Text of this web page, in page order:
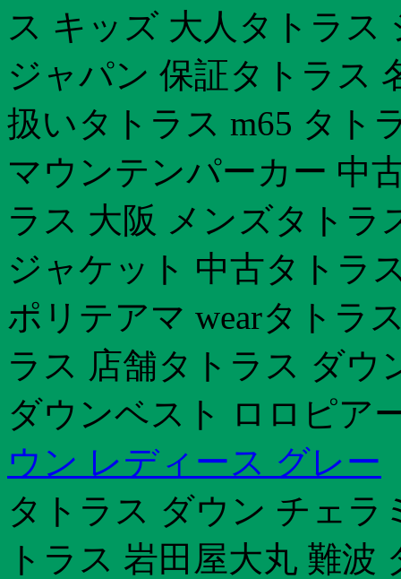
ス キッズ 大人タトラス
ジャパン 保証タトラス
扱いタトラス m65 タト
マウンテンパーカー 中
ラス 大阪 メンズタトラ
ジャケット 中古タトラ
ポリテアマ wearタトラ
ラス 店舗タトラス ダウ
ダウンベスト ロロピア
ウン レディース グレー
タトラス ダウン チェラ
トラス 岩田屋大丸 難